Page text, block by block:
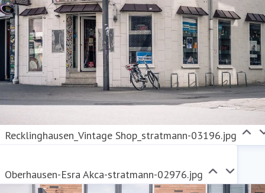
Recklinghausen_Vintage Shop_stratmann-03196.jpg
Oberhausen-Esra Akca-stratmann-02976.jpg